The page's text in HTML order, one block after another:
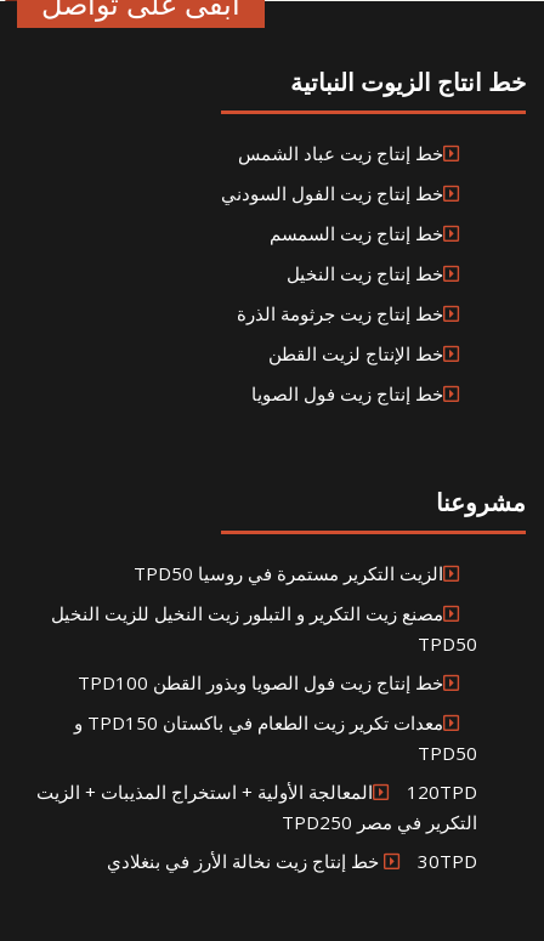
خط انتاج الزيوت النباتية
خط إنتاج زيت عباد الشمس
خط إنتاج زيت الفول السودني
خط إنتاج زيت السمسم
خط إنتاج زيت النخيل
خط إنتاج زيت جرثومة الذرة
خط الإنتاج لزيت القطن
خط إنتاج زيت فول الصويا
مشروعنا
الزيت التكرير مستمرة في روسيا TPD50
مصنع زيت التكرير و التبلور زيت النخيل للزيت النخيل
TPD50
خط إنتاج زيت فول الصويا وبذور القطن TPD100
معدات تكرير زيت الطعام في باكستان TPD150 و
TPD50
120TPDالمعالجة الأولية + استخراج المذيبات + الزيت
التكرير في مصر TPD250
30TPD خط إنتاج زيت نخالة الأرز في بنغلادي